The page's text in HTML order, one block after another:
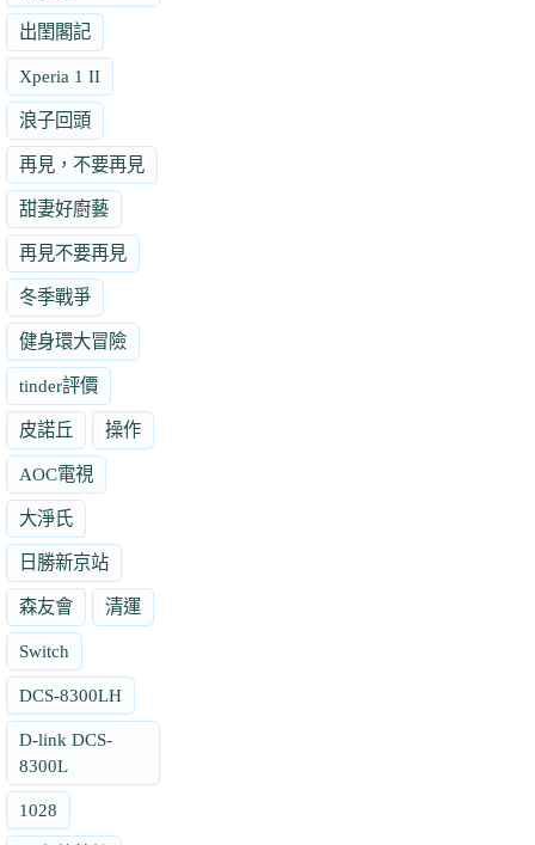
出閨閣記
Xperia 1 II
浪子回頭
再見，不要再見
甜妻好廚藝
再見不要再見
冬季戰爭
健身環大冒險
tinder評價
皮諾丘 操作
AOC電視
大淨氏
日勝新京站
森友會 清運
Switch
DCS-8300LH
D-link DCS-
8300L
1028